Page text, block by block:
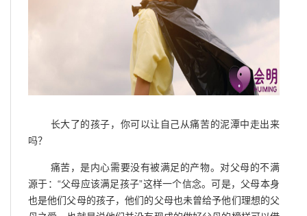
长大了的孩子，你可以让自己从痛苦的泥潭中走出来
吗？
痛苦，是内心需要没有被满足的产物。对父母的不满
源于：“父母应该满足孩子”这样一个信念。可是，父母本身
也是他们父母的孩子，他们的父母也未曾给予他们理想的父